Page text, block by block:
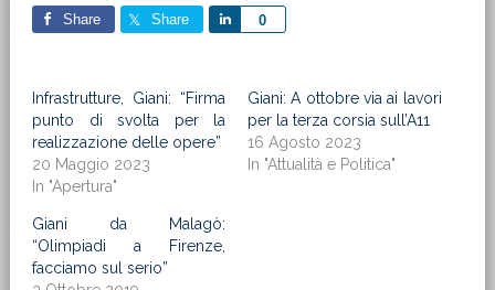
Share Share 0
Share
Infrastrutture, Giani: “Firma
punto di svolta per la
realizzazione delle opere”
20 Maggio 2023
In "Apertura"
Giani: A ottobre via ai lavori
per la terza corsia sull’A11
16 Agosto 2023
In "Attualità e Politica"
Giani da Malagò:
“Olimpiadi a Firenze,
facciamo sul serio”